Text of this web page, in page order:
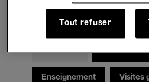
Musique électronique
Pour tous Kids’ Palace
Enseignement Visites
Tout refuser